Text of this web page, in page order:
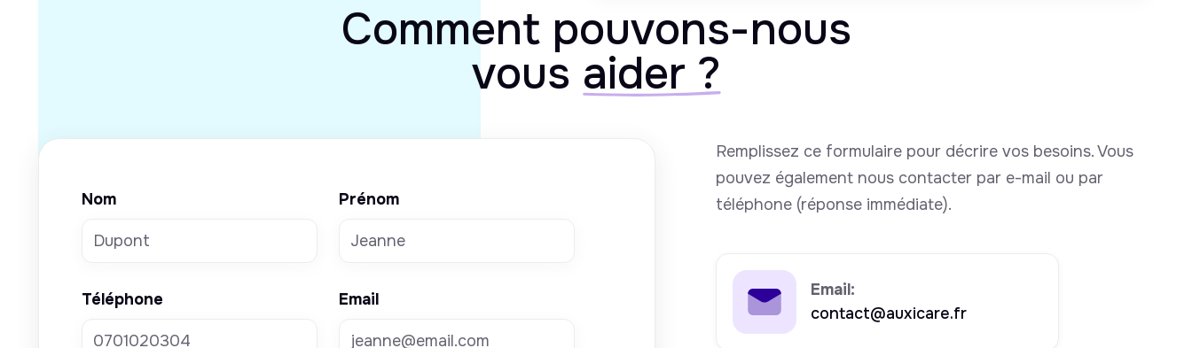
Comment pouvons-nous
vous aider ?
Nom Prénom
Téléphone Email
Remplissez ce formulaire pour décrire vos besoins. Vous
pouvez également nous contacter par e-mail ou par
téléphone (réponse immédiate).
Email:
contact@auxicare.fr